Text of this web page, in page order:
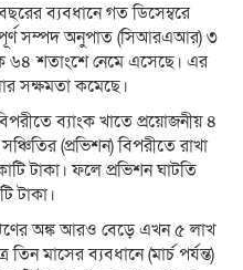
ব্যবধানে গত ডিসেম্বরে
সম্পদ অনুপাত (সিআরএআর) ৩
৬৪ শতাংশে নেমে এসেছে। এর
সক্ষমতা কমেছে।
ব্যাংক খাতে প্রয়োজনীয় ৪
(প্রভিশন) বিপরীতে রাখা
টাকা। ফলে প্রভিশন ঘাটতি
টাকা।
অঙ্ক আরও বেড়ে এখন ৫ লাখ
মাসের ব্যবধানে (মার্চ পর্যন্ত)